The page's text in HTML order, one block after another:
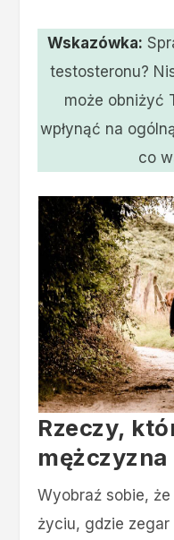
Wskazówka:
testosteronu?
może obniżyć
wpłynąć na
co
Rzeczy,
mężczyzna
Wyobraź sobie,
życiu, gdzie